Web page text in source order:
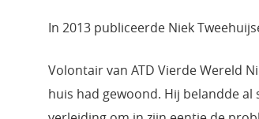
In 2013 publiceerde Niek
Volontair van ATD Vierde Wereld
huis had gewoond. Hij belandde